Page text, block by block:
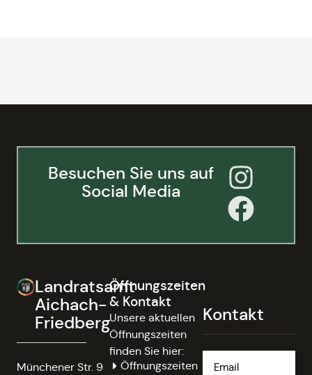
Besuchen Sie uns auf
Social Media
Landratsamt
Aichach-
Friedberg
Münchener Str. 9
Öffnungszeiten
& Kontakt
Unsere aktuellen
Öffnungszeiten
finden Sie hier:
Öffnungszeiten
Kontakt